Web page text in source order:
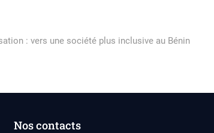
: vers une société plus inclusive au Bénin
Nos contacts